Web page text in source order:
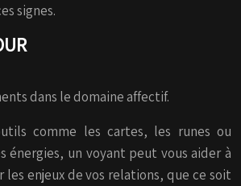
signes.
dans le domaine affectif.
comme les cartes, les runes ou
énergies, un voyant peut vous aider à
les enjeux de vos relations, que ce soit